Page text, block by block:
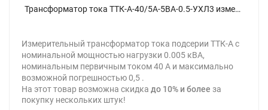
Трансформатор тока ТТК-А-40/5А-5ВА-0.5-УХЛ3 измерительный КЭАЗ 282980 - фото
Измерительный трансформатор тока подсерии ТТК-А с
номинальной мощностью нагрузки 0.005 кВА,
номинальным первичным током 40 А и максимально
возможной погрешностью 0,5 .
На этот товар возможна скидка до 10% и более за
покупку нескольких штук!